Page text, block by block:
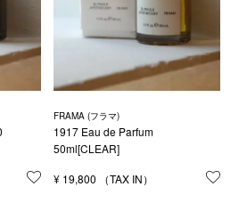
お気に入りに登録する
FRAMA (フラマ)
1917 Eau de Parfum
50ml[CLEAR]
¥ 19,800